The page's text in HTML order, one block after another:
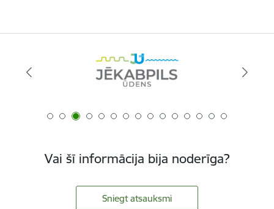
Vai šī informācija bija noderīga?
Sniegt atsauksmi